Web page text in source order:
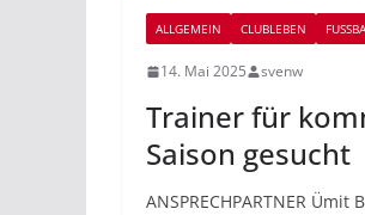
ALLGEMEIN CLUBLEBEN
14. Mai 2025 svenw
Trainer für
Saison gesucht
ANSPRECHPARTNER